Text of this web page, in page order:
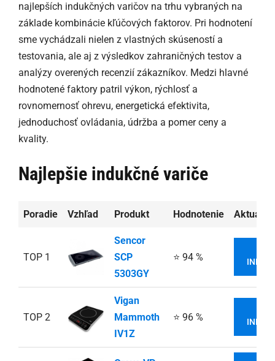
najlepších indukčných varičov na trhu vybraných na
základe kombinácie kľúčových faktorov. Pri hodnotení
sme vychádzali nielen z vlastných skúseností a
testovania, ale aj z výsledkov zahraničných testov a
analýzy overených recenzií zákazníkov. Medzi hlavné
hodnotené faktory patril výkon, rýchlosť a
rovnomernosť ohrevu, energetická efektivita,
jednoduchosť ovládania, údržba a pomer ceny a
kvality.
Najlepšie indukčné variče
Poradie Vzhľad Produkt Hodnotenie
TOP 1
Sencor
SCP
5303GY
⭐ 94 %
TOP 2
Vigan
Mammoth
IV1Z
⭐ 96 %